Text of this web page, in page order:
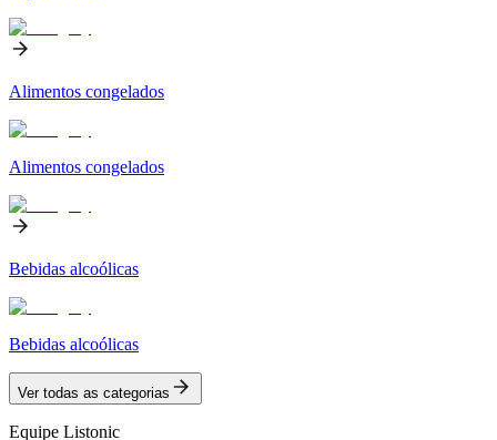
Alimentos congelados
Alimentos congelados
Bebidas alcoólicas
Bebidas alcoólicas
Ver todas as categorias
Equipe Listonic